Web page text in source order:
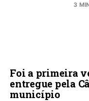
3
Foi a primeira
entregue pela
município